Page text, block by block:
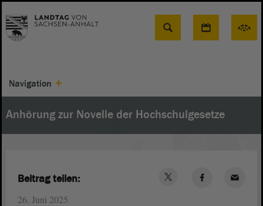
Suche
Navigation
Anhörung zur Novelle der Hochschulgesetze
26. Juni 2025
Beitrag teilen: